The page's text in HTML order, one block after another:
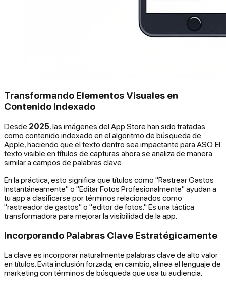
Transformando Elementos Visuales en
Contenido Indexado
Desde 2025 , las imágenes del App Store han sido tratadas
como contenido indexado en el algoritmo de búsqueda de
Apple, haciendo que el texto dentro sea impactante para ASO. El
texto visible en títulos de capturas ahora se analiza de manera
similar a campos de palabras clave.
En la práctica, esto significa que títulos como "Rastrear Gastos
Instantáneamente" o "Editar Fotos Profesionalmente" ayudan a
tu app a clasificarse por términos relacionados como
"rastreador de gastos" o "editor de fotos." Es una táctica
transformadora para mejorar la visibilidad de la app.
Incorporando Palabras Clave Estratégicamente
La clave es incorporar naturalmente palabras clave de alto valor
en títulos. Evita inclusión forzada; en cambio, alinea el lenguaje de
marketing con términos de búsqueda que usa tu audiencia.